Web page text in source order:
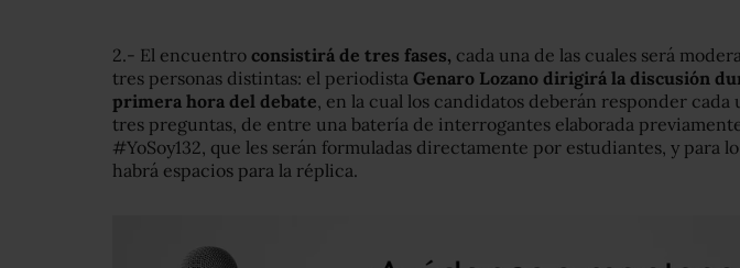
2.- El encuentro consistirá de tres fases, cada una de las cuales será
tres personas distintas: el periodista Genaro Lozano dirigirá la discusión
primera hora del debate, en la cual los candidatos deberán responder cada
tres preguntas, de entre una batería de interrogantes elaborada
#YoSoy132, que les serán formuladas directamente por estudiantes, y para
habrá espacios para la réplica.